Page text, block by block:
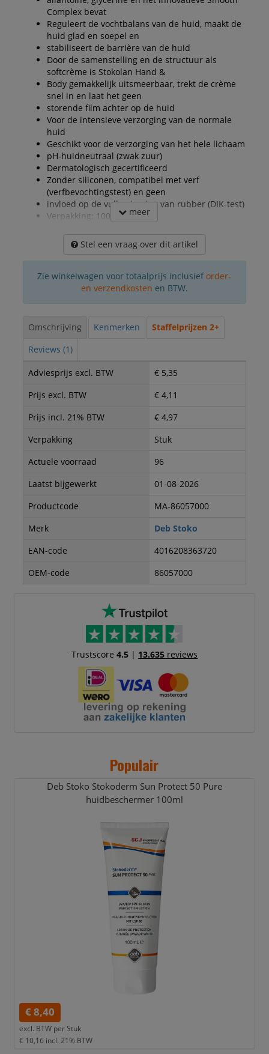
Complex bevat
Reguleert de vochtbalans van de huid, maakt de
huid glad en soepel en
stabiliseert de barrière van de huid
Door de samenstelling en de structuur als
softcrème is Stokolan Hand &
Body gemakkelijk uitsmeerbaar, trekt de crème
snel in en laat het geen
storende film achter op de huid
Voor de intensieve verzorging van de normale
huid
Geschikt voor de verzorging van het hele lichaam
pH-huidneutraal (zwak zuur)
Dermatologisch gecertificeerd
Zonder siliconen, compatibel met verf
(verfbevochtingstest) en geen
invloed op de vulkanisering van rubber (DIK-test)
Verpakking: 100 ml tube
meer
Stel een vraag over dit artikel
Zie winkelwagen voor totaalprijs inclusief order-
en verzendkosten en BTW.
Omschrijving Kenmerken
Staffelprijzen 2+
Reviews (1)
Adviesprijs excl. BTW
€ 5,35
Prijs excl. BTW
€ 4,11
Prijs incl. 21% BTW
€ 4,97
Verpakking
Stuk
Actuele voorraad
96
Laatst bijgewerkt
01-08-2026
Productcode
MA-86057000
Merk
Deb Stoko
EAN-code
4016208363720
OEM-code
86057000
Trustscore 4.5| 13.635reviews
Populair
Deb Stoko Stokoderm Sun Protect 50 Pure
huidbeschermer 100ml
€ 8,40
excl. BTW per Stuk
€ 10,16 incl. 21% BTW